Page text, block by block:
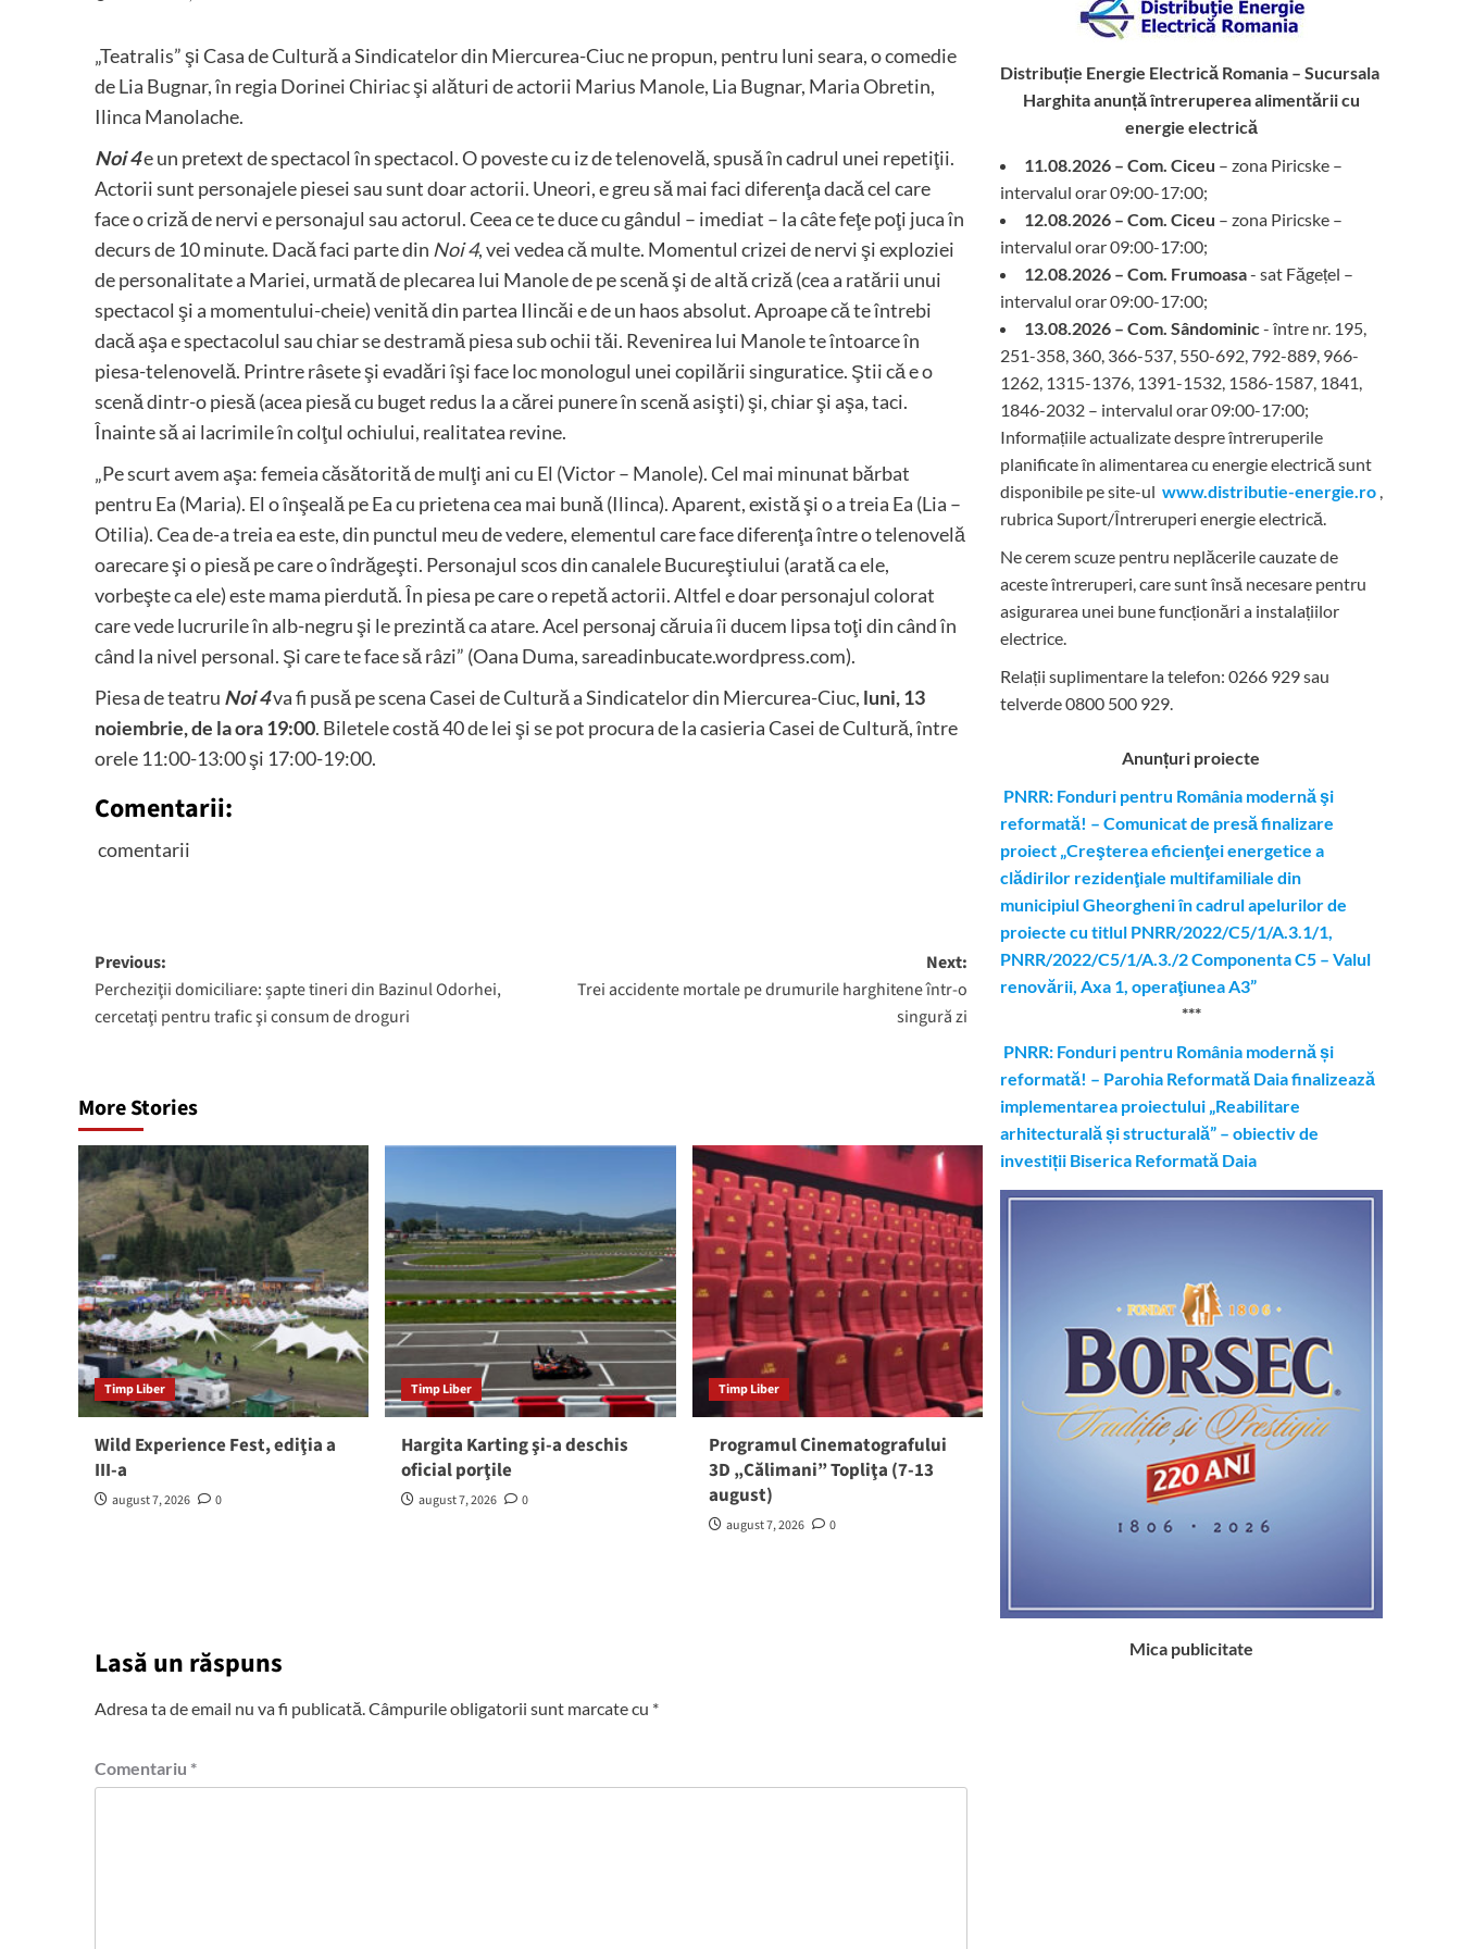
„Teatralis” şi Casa de Cultură a Sindicatelor din Miercurea-Ciuc ne propun, pentru luni seara, o comedie
de Lia Bugnar, în regia Dorinei Chiriac şi alături de actorii Marius Manole, Lia Bugnar, Maria Obretin,
Ilinca Manolache.
Noi 4e un pretext de spectacol în spectacol. O poveste cu iz de telenovelă, spusă în cadrul unei repetiţii.
Actorii sunt personajele piesei sau sunt doar actorii. Uneori, e greu să mai faci diferenţa dacă cel care
face o criză de nervi e personajul sau actorul. Ceea ce te duce cu gândul – imediat – la câte feţe poţi juca în
decurs de 10 minute. Dacă faci parte din Noi 4, vei vedea că multe. Momentul crizei de nervi şi exploziei
de personalitate a Mariei, urmată de plecarea lui Manole de pe scenă şi de altă criză (cea a ratării unui
spectacol şi a momentului-cheie) venită din partea Ilincăi e de un haos absolut. Aproape că te întrebi
dacă aşa e spectacolul sau chiar se destramă piesa sub ochii tăi. Revenirea lui Manole te întoarce în
piesa-telenovelă. Printre râsete şi evadări îşi face loc monologul unei copilării singuratice. Ştii că e o
scenă dintr-o piesă (acea piesă cu buget redus la a cărei punere în scenă asişti) şi, chiar şi aşa, taci.
Înainte să ai lacrimile în colţul ochiului, realitatea revine.
„Pe scurt avem aşa: femeia căsătorită de mulţi ani cu El (Victor – Manole). Cel mai minunat bărbat
pentru Ea (Maria). El o înşeală pe Ea cu prietena cea mai bună (Ilinca). Aparent, există şi o a treia Ea (Lia –
Otilia). Cea de-a treia ea este, din punctul meu de vedere, elementul care face diferenţa între o telenovelă
oarecare şi o piesă pe care o îndrăgeşti. Personajul scos din canalele Bucureştiului (arată ca ele,
vorbeşte ca ele) este mama pierdută. În piesa pe care o repetă actorii. Altfel e doar personajul colorat
care vede lucrurile în alb-negru şi le prezintă ca atare. Acel personaj căruia îi ducem lipsa toţi din când în
când la nivel personal. Şi care te face să râzi” (Oana Duma, sareadinbucate.wordpress.com).
Piesa de teatru Noi 4va fi pusă pe scena Casei de Cultură a Sindicatelor din Miercurea-Ciuc, luni, 13
noiembrie, de la ora 19:00. Biletele costă 40 de lei şi se pot procura de la casieria Casei de Cultură, între
orele 11:00-13:00 şi 17:00-19:00.
Comentarii:
comentarii
Post
navigation
Previous:
Percheziţii domiciliare: șapte tineri din Bazinul Odorhei,
cercetaţi pentru trafic şi consum de droguri
Next:
Trei accidente mortale pe drumurile harghitene într-o
singură zi
More Stories
Timp Liber
Wild Experience Fest, ediţia a
III-a
august 7, 2026 0
Timp Liber
Hargita Karting şi-a deschis
oficial porţile
august 7, 2026 0
Timp Liber
Programul Cinematografului
3D „Călimani” Topliţa (7-13
august)
august 7, 2026 0
Lasă un răspuns
Adresa ta de email nu va fi publicată.Câmpurile obligatorii sunt marcate cu *
Comentariu *
Distribuție Energie Electrică Romania – Sucursala
Harghitaanunță întreruperea alimentării cu
energie electrică
11.08.2026 – Com. Ciceu – zona Piricske –
intervalul orar 09:00-17:00;
12.08.2026 – Com. Ciceu – zona Piricske –
intervalul orar 09:00-17:00;
12.08.2026 – Com. Frumoasa- sat Făgețel –
intervalul orar 09:00-17:00;
13.08.2026 – Com. Sândominic- între nr. 195,
251-358, 360, 366-537, 550-692, 792-889, 966-
1262, 1315-1376, 1391-1532, 1586-1587, 1841,
1846-2032 – intervalul orar 09:00-17:00;
Informațiile actualizate despre întreruperile
planificate în alimentarea cu energie electrică sunt
disponibile pe site-ul www.distributie-energie.ro ,
rubrica Suport/Întreruperi energie electrică.
Ne cerem scuze pentru neplăcerile cauzate de
aceste întreruperi, care sunt însă necesare pentru
asigurarea unei bune funcționări a instalațiilor
electrice.
Relații suplimentare la telefon: 0266 929 sau
telverde 0800 500 929.
Anunțuri proiecte
PNRR: Fonduri pentru România modernă şi
reformată! – Comunicat de presă finalizare
proiect „Creşterea eficienţei energetice a
clădirilor rezidenţiale multifamiliale din
municipiul Gheorgheni în cadrul apelurilor de
proiecte cu titlul PNRR/2022/C5/1/A.3.1/1,
PNRR/2022/C5/1/A.3./2 Componenta C5 – Valul
renovării, Axa 1, operaţiunea A3”
***
PNRR: Fonduri pentru România modernă și
reformată! – Parohia Reformată Daia finalizează
implementarea proiectului „Reabilitare
arhitecturală și structurală” – obiectiv de
investiții Biserica Reformată Daia
Mica publicitate